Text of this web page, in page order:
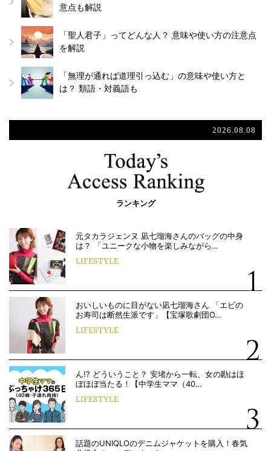
意点も解説
「聖人君子」ってどんな人？ 意味や使い方の注意点
を解説
「無理が通れば道理引っ込む」の意味や使い方と
は？ 類語・対義語も
2026.08.08
ランキング
元タカラジェンヌ 凪七瑠海さんのバッグの中身
は？ 「ユニークな小物を楽しみながら…
LIFESTYLE
おいしいものに目がない凪七瑠海さん 「エビの
お寿司は断然生派です」【宝塚歌劇団O…
LIFESTYLE
ん!? どういうこと？ 安堵から一転、女の勘はほ
ぼほぼ当たる！【中学生ママ（40…
LIFESTYLE
話題のUNIQLOのデニムジャケットを購入！春気